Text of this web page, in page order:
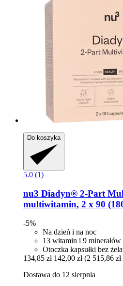
Do koszyka
5.0 (1)
nu3 Diadyn® 2-​Part
multiwitamin, 2 x 90
-5%
Na dzień i na noc
13 witamin i 9 minerałów
Otoczka kapsułki bez
134,85 zł 142,00 zł (2 515,86
Dostawa do 12 sierpnia